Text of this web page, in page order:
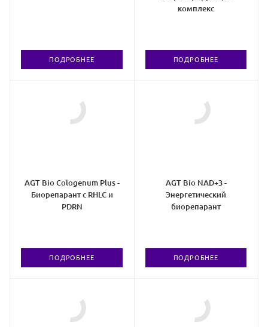
ПОДРОБНЕЕ
комплекс
ПОДРОБНЕЕ
AGT Bio Cologenum Plus -
Биорепарант с RHLC и
PDRN
ПОДРОБНЕЕ
AGT Bio NAD+3 -
Энергетический
биорепарант
ПОДРОБНЕЕ